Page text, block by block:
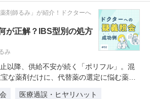
剤師るみ」が紹介！ドクターへ
が正解？IBS型別の処方
み
以降、供給不安が続く「ポリフル」。混
な薬剤だけに、代替薬の選定に悩む薬…
医療過誤・ヒヤリハット